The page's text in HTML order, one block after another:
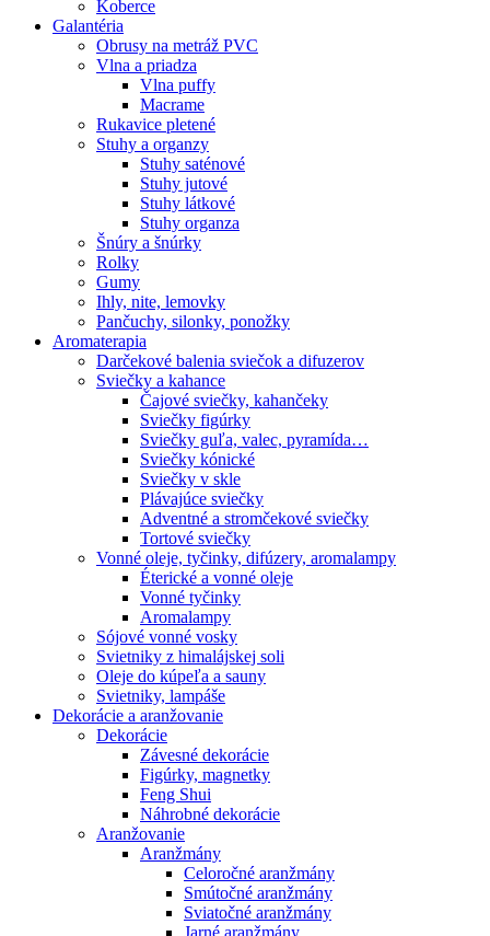
Koberce
Galantéria
Obrusy na metráž PVC
Vlna a priadza
Vlna puffy
Macrame
Rukavice pletené
Stuhy a organzy
Stuhy saténové
Stuhy jutové
Stuhy látkové
Stuhy organza
Šnúry a šnúrky
Rolky
Gumy
Ihly, nite, lemovky
Pančuchy, silonky, ponožky
Aromaterapia
Darčekové balenia sviečok a difuzerov
Sviečky a kahance
Čajové sviečky, kahančeky
Sviečky figúrky
Sviečky guľa, valec, pyramída…
Sviečky kónické
Sviečky v skle
Plávajúce sviečky
Adventné a stromčekové sviečky
Tortové sviečky
Vonné oleje, tyčinky, difúzery, aromalampy
Éterické a vonné oleje
Vonné tyčinky
Aromalampy
Sójové vonné vosky
Svietniky z himalájskej soli
Oleje do kúpeľa a sauny
Svietniky, lampáše
Dekorácie a aranžovanie
Dekorácie
Závesné dekorácie
Figúrky, magnetky
Feng Shui
Náhrobné dekorácie
Aranžovanie
Aranžmány
Celoročné aranžmány
Smútočné aranžmány
Sviatočné aranžmány
Jarné aranžmány